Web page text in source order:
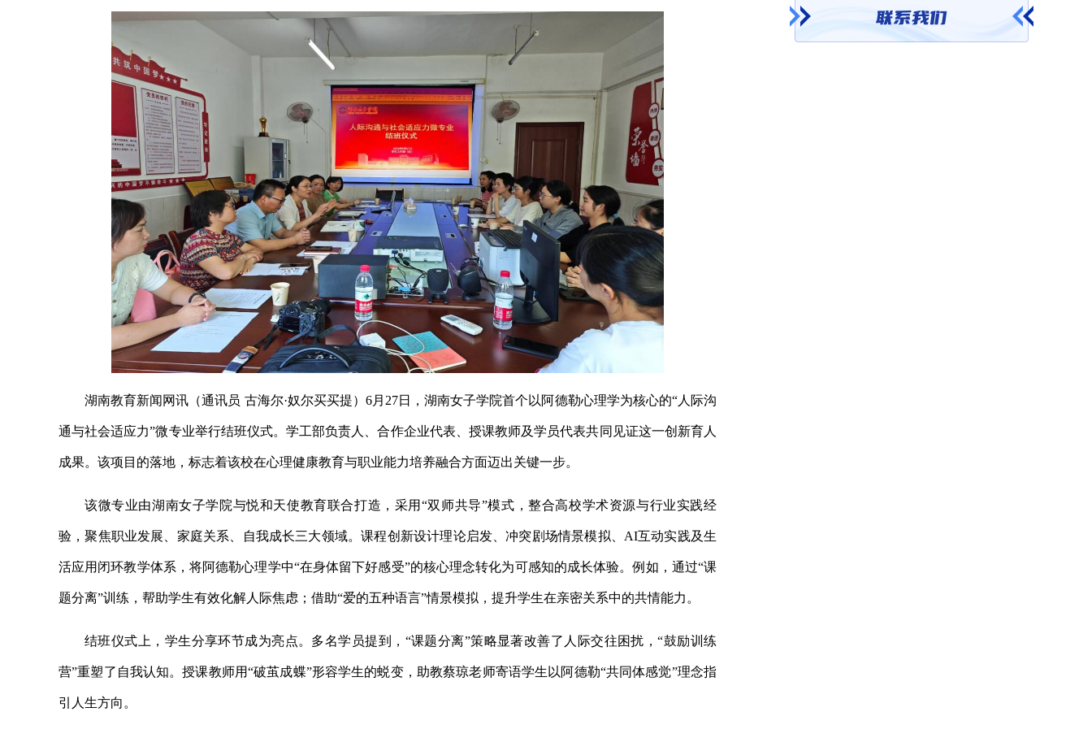
湖南教育新闻网讯（通讯员 古海尔·奴尔买买提）6月27日，湖南女子学院首个以阿德勒心理学为核心的“人际沟
通与社会适应力”微专业举行结班仪式。学工部负责人、合作企业代表、授课教师及学员代表共同见证这一创新育人
成果。该项目的落地，标志着该校在心理健康教育与职业能力培养融合方面迈出关键一步。
该微专业由湖南女子学院与悦和天使教育联合打造，采用“双师共导”模式，整合高校学术资源与行业实践经
验，聚焦职业发展、家庭关系、自我成长三大领域。课程创新设计理论启发、冲突剧场情景模拟、AI互动实践及生
活应用闭环教学体系，将阿德勒心理学中“在身体留下好感受”的核心理念转化为可感知的成长体验。例如，通过“课
题分离”训练，帮助学生有效化解人际焦虑；借助“爱的五种语言”情景模拟，提升学生在亲密关系中的共情能力。
结班仪式上，学生分享环节成为亮点。多名学员提到，“课题分离”策略显著改善了人际交往困扰，“鼓励训练
营”重塑了自我认知。授课教师用“破茧成蝶”形容学生的蜕变，助教蔡琼老师寄语学生以阿德勒“共同体感觉”理念指
引人生方向。